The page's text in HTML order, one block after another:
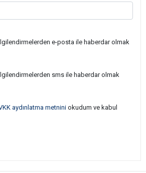
e-posta ile haberdar olmak
sms ile haberdar olmak
aydınlatma metnini okudum ve kabul